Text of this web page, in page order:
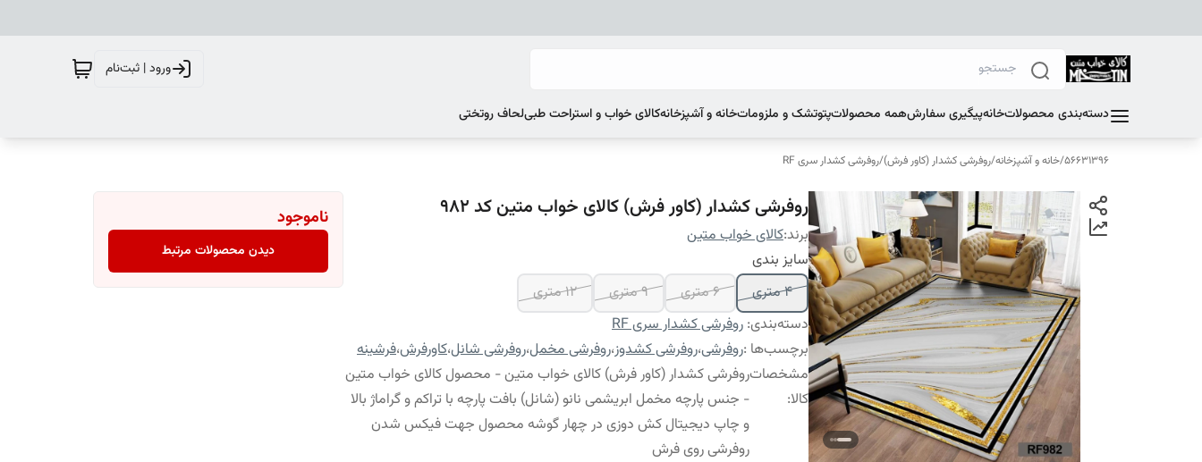
ورود | ثبت‌نام
دسته‌بندی محصولاتخانهپیگیری سفارشهمه محصولاتپتوتشک و ملزوماتخانه و آشپزخانهکالای خواب و استراحت طبیلحاف روتختی
56631396
/خانه و آشپزخانه/روفرشی کشدار (کاور فرش)/روفرشی کشدار سری RF
روفرشی کشدار (کاور فرش) کالای خواب متین کد 982
برند:کالای خواب متین
سایز بندی
4 متری
6 متری 9 متری
12 متری
دسته‌بندی: روفرشی کشدار سری RF
برچسب‌ها :روفرشی،روفرشی کشدوز،روفرشی مخمل،روفرشی شانل،کاورفرش،فرشینه
مشخصات
کالا:
روفرشی کشدار (کاور فرش) کالای خواب متین - محصول کالای خواب متین
- جنس پارچه مخمل ابریشمی نانو (شانل) بافت پارچه با تراکم و گراماژ بالا
و چاپ دیجیتال کش دوزی در چهار گوشه محصول جهت فیکس شدن
روفرشی روی فرش
ناموجود
دیدن محصولات مرتبط